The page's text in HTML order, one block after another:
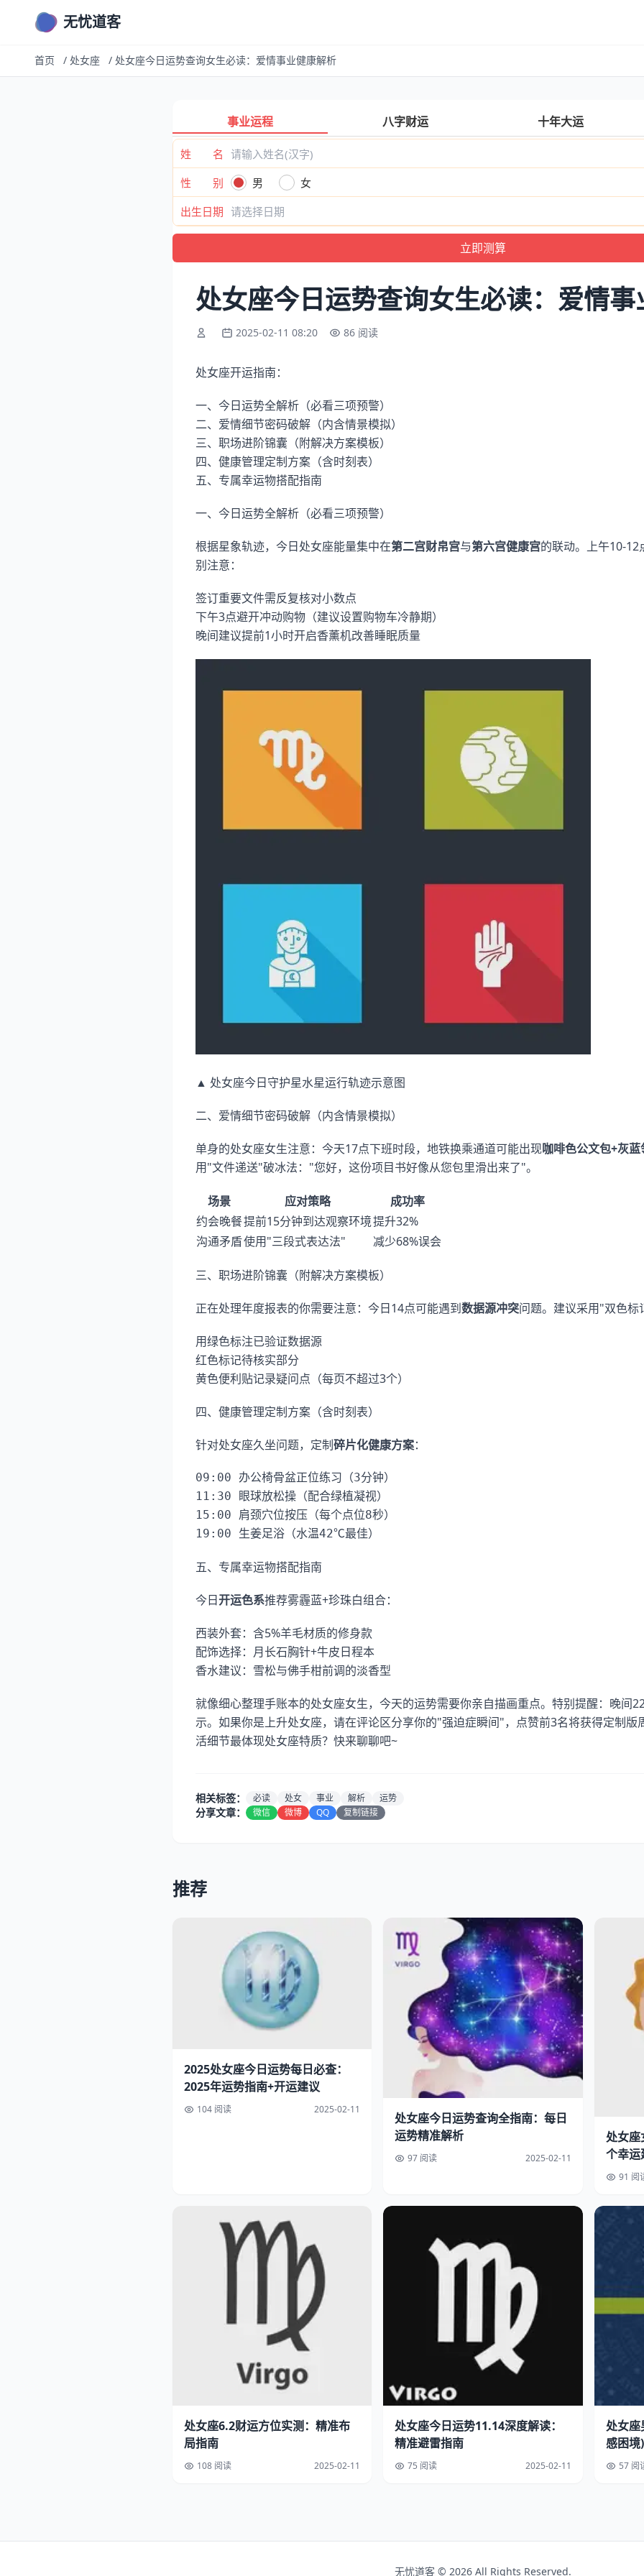
无忧道客
首页 / 处女座 / 处女座今日运势查询女生必读：爱情事业健康解析
事业运程 八字财运 十年大运
姓 名
性 别
男
女
出生日期
处女座今日运势查询女生必读：爱情
2025-02-11 08:20 86 阅读
处女座开运指南：
一、今日运势全解析（必看三项预警）
二、爱情细节密码破解（内含情景模拟）
三、职场进阶锦囊（附解决方案模板）
四、健康管理定制方案（含时刻表）
五、专属幸运物搭配指南
一、今日运势全解析（必看三项预警）
根据星象轨迹，今日处女座能量集中在第二宫财帛宫与第六宫健康宫的联动。上午10-
别注意：
签订重要文件需反复核对小数点
下午3点避开冲动购物（建议设置购物车冷静期）
晚间建议提前1小时开启香薰机改善睡眠质量
▲ 处女座今日守护星水星运行轨迹示意图
二、爱情细节密码破解（内含情景模拟）
单身的处女座女生注意：今天17点下班时段，地铁换乘通道可能出现咖啡色公文包+灰蓝
用"文件递送"破冰法："您好，这份项目书好像从您包里滑出来了"。
场景 应对策略
成功率
约会晚餐提前15分钟到达观察环境提升32%
沟通矛盾使用"三段式表达法" 减少68%误会
三、职场进阶锦囊（附解决方案模板）
正在处理年度报表的你需要注意：今日14点可能遇到数据源冲突问题。建议采用"双色标
用绿色标注已验证数据源
红色标记待核实部分
黄色便利贴记录疑问点（每页不超过3个）
四、健康管理定制方案（含时刻表）
针对处女座久坐问题，定制碎片化健康方案：
09:00 办公椅骨盆正位练习（3分钟）
11:30 眼球放松操（配合绿植凝视）
15:00 肩颈穴位按压（每个点位8秒）
五、专属幸运物搭配指南
今日开运色系推荐雾霾蓝+珍珠白组合：
西装外套：含5%羊毛材质的修身款
配饰选择：月长石胸针+牛皮日程本
香水建议：雪松与佛手柑前调的淡香型
就像细心整理手账本的处女座女生，今天的运势需要你亲自描画重点。特别提醒：晚间
示。如果你是上升处女座，请在评论区分享你的"强迫症瞬间"，点赞前3名将获得定制版
活细节最体现处女座特质？快来聊聊吧~
相关标签： 必读 处女 事业 解析 运势
分享文章： 微信 微博 QQ 复制链接
推荐
2025处女座今日运势每日必查：
2025年运势指南+开运建议
104 阅读 2025-02-11
处女座今日运势查询全指南：每日
运势精准解析
97 阅读 2025-02-11
处女座
个幸运
91 阅
处女座6.2财运方位实测：精准布
局指南
108 阅读 2025-02-11
处女座今日运势11.14深度解读：
精准避雷指南
75 阅读 2025-02-11
处女座
感困境)
57 阅
无忧道客 © 2026 All Rights Reserved.